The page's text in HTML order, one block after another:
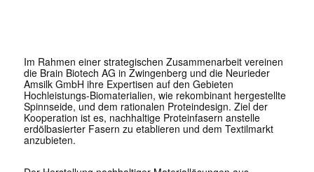
Im Rahmen einer strategischen Zusammenarbeit vereinen
die Brain Biotech AG in Zwingenberg und die Neurieder
Amsilk GmbH ihre Expertisen auf den Gebieten
Hochleistungs-Biomaterialien, wie rekombinant hergestellte
Spinnseide, und dem rationalen Proteindesign. Ziel der
Kooperation ist es, nachhaltige Proteinfasern anstelle
erdölbasierter Fasern zu etablieren und dem Textilmarkt
anzubieten.